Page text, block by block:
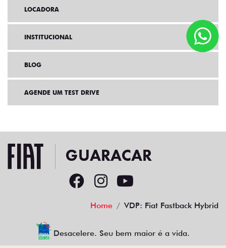
LOCADORA
INSTITUCIONAL
BLOG
AGENDE UM TEST DRIVE
Home VDP: Fiat Fastback Hybrid
Desacelere. Seu bem maior é a vida.